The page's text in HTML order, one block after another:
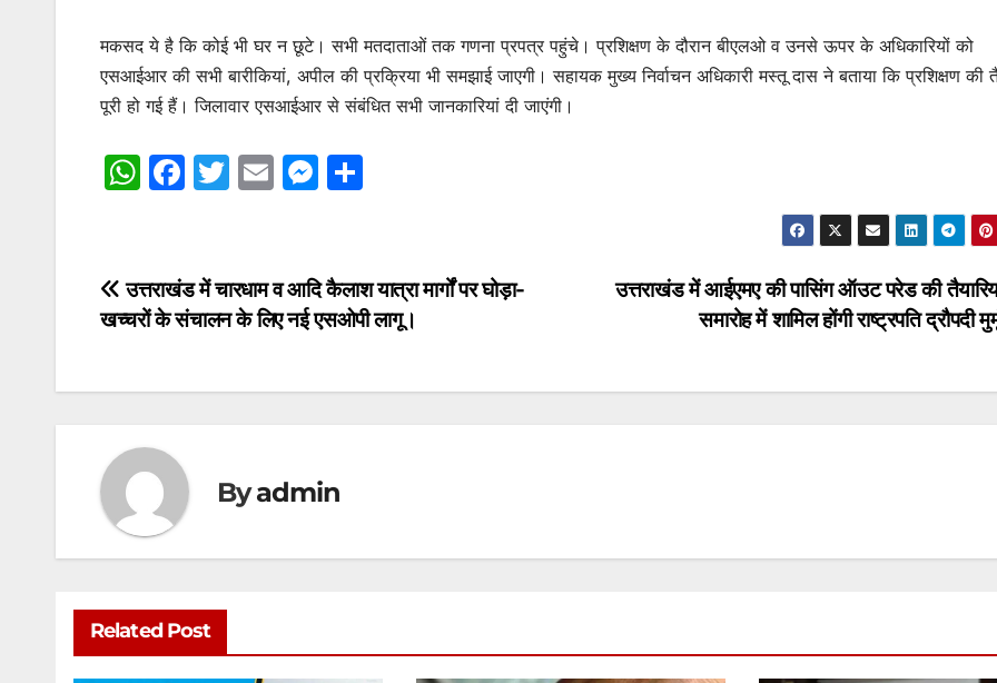
मकसद ये है कि कोई भी घर न छूटे। सभी मतदाताओं तक गणना प्रपत्र पहुंचे। प्रशिक्षण के दौरान बीएलओ व उनसे ऊपर के अधिकारियों को
एसआईआर की सभी बारीकियां, अपील की प्रक्रिया भी समझाई जाएगी। सहायक मुख्य निर्वाचन अधिकारी मस्तू दास ने बताया कि प्रशिक्षण की
पूरी हो गई हैं। जिलावार एसआईआर से संबंधित सभी जानकारियां दी जाएंगी।
W
s
A
p
F
e
b
o
T
er
E
l
M
s
e
g
e
Post
navigation
उत्तराखंड में आईएमए की पासिंग ऑउट परेड की
समारोह में शामिल होंगी राष्ट्रपति द्रौपदी
उत्तराखंड में चारधाम व आदि कैलाश यात्रा मार्गों पर घोड़ा-
खच्चरों के संचालन के लिए नई एसओपी लागू।
Byadmin
Related Post